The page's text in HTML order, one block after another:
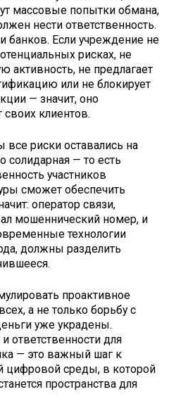
массовые попытки обмана,
нести ответственность.
банков. Если учреждение не
рисках, не
активность, не предлагает
или не блокирует
— значит, оно
клиентов.
все риски оставались на
солидарная — то есть
участников
сможет обеспечить
оператор связи,
мошеннический номер, и
технологии
должны разделить
проактивное
а не только борьбу с
уже украдены.
ответственности для
— это важный шаг к
цифровой среды, в которой
пространства для